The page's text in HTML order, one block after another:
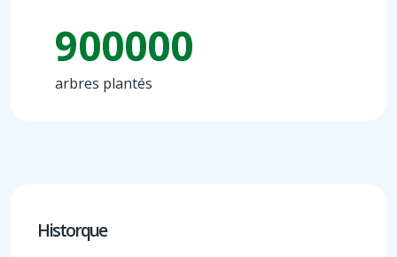
900000
arbres plantés
Historque